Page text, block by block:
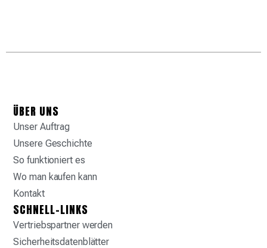
ÜBER UNS
Unser Auftrag
Unsere Geschichte
So funktioniert es
Wo man kaufen kann
Kontakt
SCHNELL-LINKS
Vertriebspartner werden
Sicherheitsdatenblätter